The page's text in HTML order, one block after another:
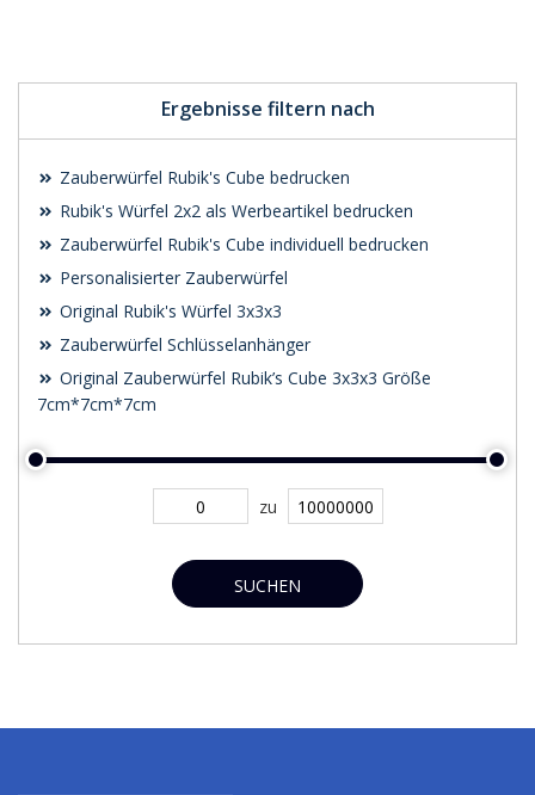
Ergebnisse filtern nach
Zauberwürfel Rubik's Cube bedrucken
Rubik's Würfel 2x2 als Werbeartikel bedrucken
Zauberwürfel Rubik's Cube individuell bedrucken
Personalisierter Zauberwürfel
Original Rubik's Würfel 3x3x3
Zauberwürfel Schlüsselanhänger
Original Zauberwürfel Rubik’s Cube 3x3x3 Größe
7cm*7cm*7cm
zu
SUCHEN